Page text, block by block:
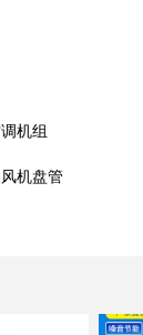
机组
机盘管